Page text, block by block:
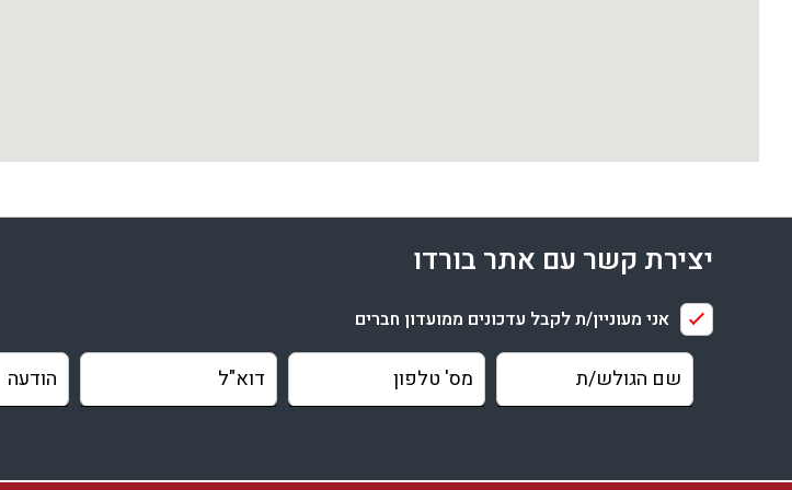
יצירת קשר עם אתר בורדו
אני מעוניין/ת לקבל עדכונים ממועדון חברים